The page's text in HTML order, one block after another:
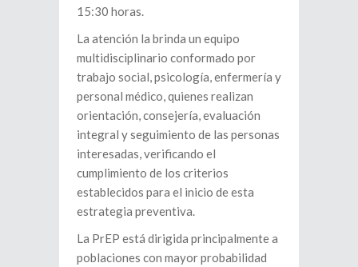
15:30 horas.
La atención la brinda un equipo
multidisciplinario conformado por
trabajo social, psicología, enfermería y
personal médico, quienes realizan
orientación, consejería, evaluación
integral y seguimiento de las personas
interesadas, verificando el
cumplimiento de los criterios
establecidos para el inicio de esta
estrategia preventiva.
La PrEP está dirigida principalmente a
poblaciones con mayor probabilidad